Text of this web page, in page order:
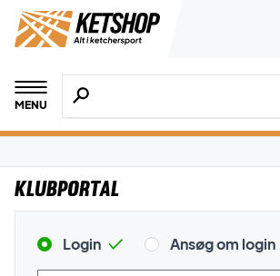
MENU
Søg efter produkter, mærker etc.
Klubportal
Login Ansøg om login